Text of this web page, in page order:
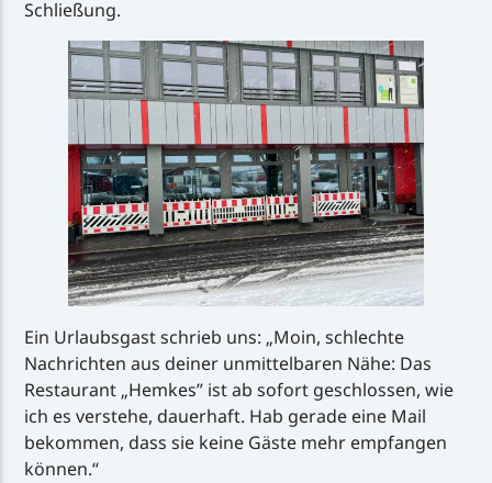
Schließung.
Ein Urlaubsgast schrieb uns: „Moin, schlechte
Nachrichten aus deiner unmittelbaren Nähe: Das
Restaurant „Hemkes” ist ab sofort geschlossen, wie
ich es verstehe, dauerhaft. Hab gerade eine Mail
bekommen, dass sie keine Gäste mehr empfangen
können.“